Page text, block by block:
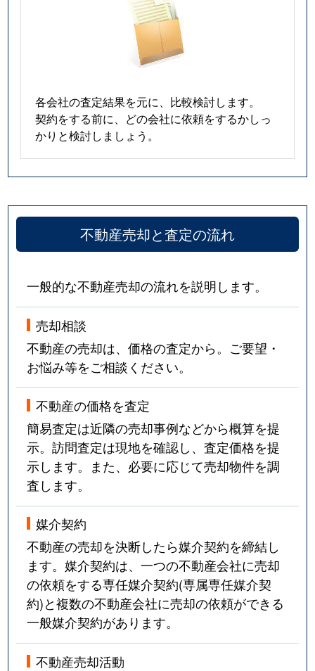
各会社の査定結果を元に、比較検討します。
契約をする前に、どの会社に依頼をするかしっ
かりと検討しましょう。
不動産売却と査定の流れ
一般的な不動産売却の流れを説明します。
売却相談
不動産の売却は、価格の査定から。ご要望・
お悩み等をご相談ください。
不動産の価格を査定
簡易査定は近隣の売却事例などから概算を提
示。訪問査定は現地を確認し、査定価格を提
示します。また、必要に応じて売却物件を調
査します。
媒介契約
不動産の売却を決断したら媒介契約を締結し
ます。媒介契約は、一つの不動産会社に売却
の依頼をする専任媒介契約(専属専任媒介契
約)と複数の不動産会社に売却の依頼ができる
一般媒介契約があります。
不動産売却活動